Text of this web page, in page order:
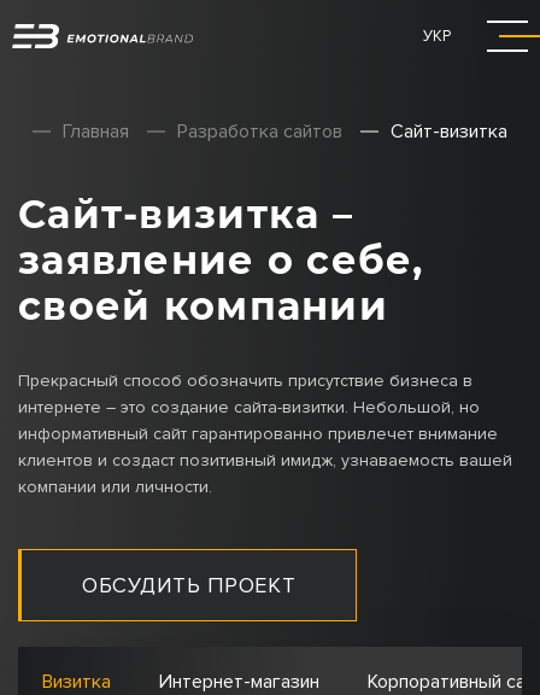
УКР
Главная Разработка сайтов Сайт-визитка
Сайт-визитка –
заявление о себе,
своей компании
Прекрасный способ обозначить присутствие бизнеса в
интернете – это создание сайта-визитки. Небольшой, но
информативный сайт гарантированно привлечет внимание
клиентов и создаст позитивный имидж, узнаваемость вашей
компании или личности.
ОБСУДИТЬ ПРОЕКТ
Визитка Интернет-магазин Корпоративный